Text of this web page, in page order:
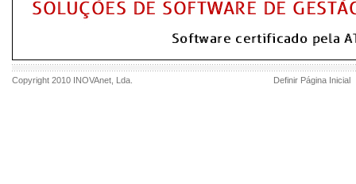
Copyright 2010 INOVAnet , Lda. Definir Página Inicial